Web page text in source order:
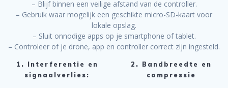
– Blijf binnen een veilige afstand van de controller.
– Gebruik waar mogelijk een geschikte micro-SD-kaart voor
lokale opslag.
– Sluit onnodige apps op je smartphone of tablet.
– Controleer of je drone, app en controller correct zijn ingesteld.
1. Interferentie en
signaalverlies:
2. Bandbreedte en
compressie